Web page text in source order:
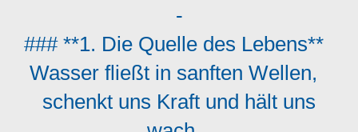
-
### **1. Die Quelle des Lebens**
Wasser fließt in sanften Wellen,
schenkt uns Kraft und hält uns